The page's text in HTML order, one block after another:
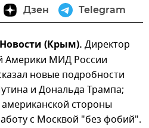
Дзен Telegram
(Крым). Директор
Америки МИД России
новые подробности
и Дональда Трампа;
стороны
с Москвой "без фобий".